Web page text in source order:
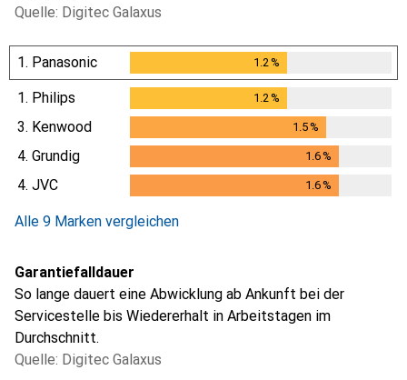
Quelle: Digitec Galaxus
1. Panasonic 1.2 %
1. Philips 1.2 %
3. Kenwood 1.5%
4. Grundig 1.6%
4. JVC 1.6%
Alle 9 Marken vergleichen
Garantiefalldauer
So lange dauert eine Abwicklung ab Ankunft bei der
Servicestelle bis Wiedererhalt in Arbeitstagen im
Durchschnitt.
Quelle: Digitec Galaxus